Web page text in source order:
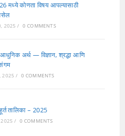
मध्ये कोणता विषय आपल्यासाठी
2025 / 0 COMMENTS
आधुनिक अर्थ — विज्ञान, श्रद्धा आणि
2025 / 0 COMMENTS
तालिका – 2025
2025 / 0 COMMENTS